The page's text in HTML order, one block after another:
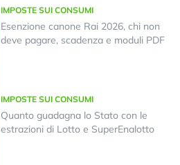
IMPOSTE SUI CONSUMI
Esenzione canone Rai 2026, chi non
deve pagare, scadenza e moduli PDF
IMPOSTE SUI CONSUMI
Quanto guadagna lo Stato con le
estrazioni di Lotto e SuperEnalotto